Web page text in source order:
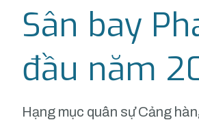
Sân bay
đầu năm
Hạng mục quân sự Cảng